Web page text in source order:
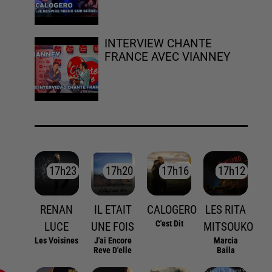
INTERVIEW CHANTE
FRANCE AVEC VIANNEY
17h23
17h23
RENAN
LUCE
Les Voisines
17h20
17h20
IL ETAIT
UNE FOIS
J'ai Encore
Reve D'elle
17h16
17h16
CALOGERO
C'est Dit
17h12
17h12
LES RITA
MITSOUKO
Marcia
Baila